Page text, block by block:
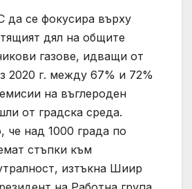
да се фокусира върху
дял на общите
газове, идващи от
2020 г. между 67% и 72%
на въглероден
от градска среда.
че над 1000 града по
стъпки към
изтъкна Шиир